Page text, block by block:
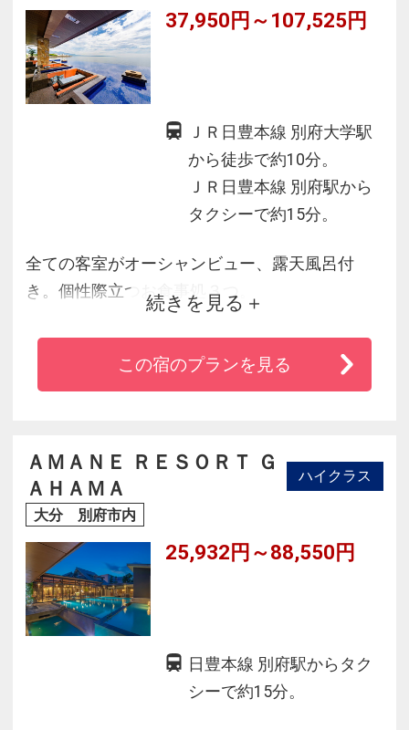
37,950円～107,525円
ＪＲ日豊本線 別府大学駅
から徒歩で約10分。
ＪＲ日豊本線 別府駅から
タクシーで約15分。
全ての客室がオーシャンビュー、露天風呂付
き。個性際立つお食事処３つ。
１Ｆと８Ｆにそれぞれ眺望のちがう大浴場。大
分の壮大な景色と美味しいお食事、笑顔が彩
る“温泉リゾート旅館”です。
続きを見る
この宿のプランを見る
ＡＭＡＮＥ ＲＥＳＯＲＴ Ｇ
ＡＨＡＭＡ
ハイクラス
大分 別府市内
25,932円～88,550円
日豊本線 別府駅からタク
シーで約15分。